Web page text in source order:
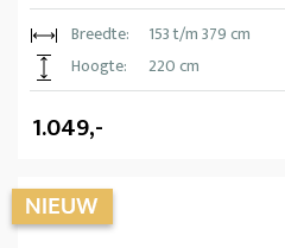
Breedte:
153 t/m 379 cm
Hoogte:
220 cm
1.049,-